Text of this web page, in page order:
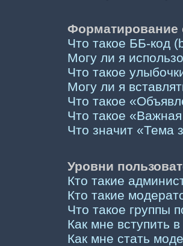
Форматирование
Что такое ББ-код
Могу ли я
Что такое
Могу ли я
Что такое
Что такое
Что значит «Тема
Уровни
Кто такие
Кто такие
Что такое группы
Как мне вступить в
Как мне стать